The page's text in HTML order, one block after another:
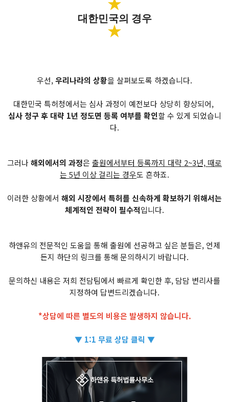
대한민국의 경우
★
우선,우리나라의 상황을 살펴보도록 하겠습니다.
대한민국 특허청에서는 심사 과정이 예전보다 상당히 향상되어,
심사 청구 후 대략 1년 정도면 등록 여부를 확인할 수 있게 되었습니
다.
그러나해외에서의 과정은 출원에서부터 등록까지 대략 2~3년, 때로
는 5년 이상 걸리는 경우도 흔하죠.
이러한 상황에서 해외 시장에서 특허를 신속하게 확보하기 위해서는
체계적인 전략이 필수적입니다.
하앤유의 전문적인 도움을 통해 출원에 선공하고 싶은 분들은, 언제
든지 하단의 링크를 통해 문의하시기 바랍니다.
문의하신 내용은 저희 전담팀에서 빠르게 확인한 후, 담담 변리사를
지정하여 답변드리겠습니다.
*상담에 따른 별도의 비용은 발생하지 않습니다.
▼ 1:1 무료 상담 클릭 ▼